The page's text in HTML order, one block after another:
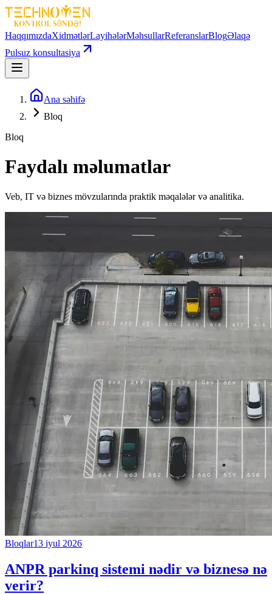
HaqqımızdaXidmətlərLayihələrMəhsullarReferanslarBlogƏlaqə
Pulsuz konsultasiya
Ana səhifə
Bloq
Bloq
Faydalı məlumatlar
Veb, IT və biznes mövzularında praktik məqalələr və analitika.
Bloqlar13 iyul 2026
ANPR parkinq sistemi nədir və biznesə nə
verir?